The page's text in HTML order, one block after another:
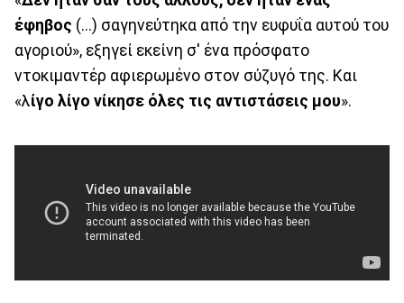
έφηβος (...) σαγηνεύτηκα από την ευφυΐα αυτού του
αγοριού», εξηγεί εκείνη σ' ένα πρόσφατο
ντοκιμαντέρ αφιερωμένο στον σύζυγό της. Και
«λίγο λίγο νίκησε όλες τις αντιστάσεις μου».